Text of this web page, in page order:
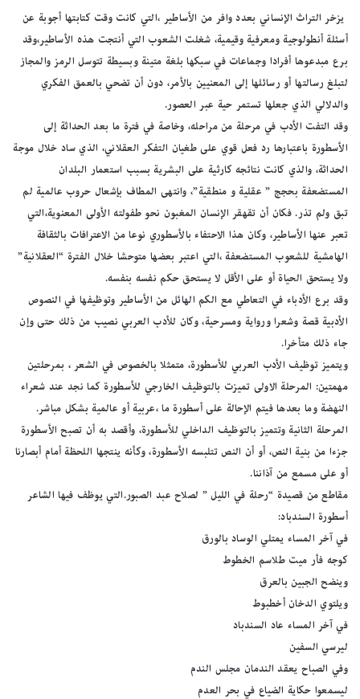
يزخر التراث الإنساني بعدد وافر من الأساطير ،التي كانت وقت كتابتها أجوبة عن
أسئلة أنطولوجية ومعرفية وقيمية، شغلت الشعوب التي أنتجت هذه الأساطير،وقد
برع مبدعوها أفرادا وجماعات في سبكها بلغة متينة وبسيطة تتوسل الرمز والمجاز
لتبلغ رسالتها أو رسائلها إلى المعنيين بالأمر، دون أن تضحي بالعمق الفكري
والدلالي الذي جعلها تستمر حية عبر العصور.
وقد التفت الأدب في مرحلة من مراحله، وخاصة في فترة ما بعد الحداثة إلى
الأسطورة باعتبارها رد فعل قوي على طغيان التفكر العقلاني، الذي ساد خلال موجة
الحداثة، والذي كانت نتائجه كارثية على البشرية بسبب استعمار البلدان
المستضعفة بحجج ” عقلية و منطقية”، وانتهى المطاف بإشعال حروب عالمية لم
تبق ولم تذر. فكان أن تقهقر الإنسان المغبون نحو طفولته الأولى المعنوية،التي
تعبر عنها الأساطير، وكان هذا الاحتفاء بالأسطوري نوعا من الاعترافات بالثقافة
الهامشية للشعوب المستضعفة ،التي اعتبر بعضها متوحشا خلال الفترة “العقلانية”
ولا يستحق الحياة أو على الأقل لا يستحق حكم نفسه بنفسه.
وقد برع الأدباء في التعاطي مع الكم الهائل من الأساطير وتوظيفها في النصوص
الأدبية قصة وشعرا ورواية ومسرحية، وكان للأدب العربي نصيب من ذلك حتى وإن
جاء ذلك متأخرا.
ويتميز توظيف الأدب العربي للأسطورة، متمثلا بالخصوص في الشعر ، بمرحلتين
مهمتين: المرحلة الاولى تميزت بالتوظيف الخارجي للأسطورة كما نجد عند شعراء
النهضة وما بعدها فيتم الإحالة على أسطورة ما ،عربية أو عالمية بشكل مباشر.
المرحلة الثانية وتتميز بالتوظيف الداخلي للأسطورة، وأقصد به أن تصبح الأسطورة
جزءا من بنية النص، أو أن النص تتلبسه الأسطورة، وكأنه ينتجها اللحظة أمام أبصارنا
أو على مسمع من آذاننا.
مقاطع من قصيدة “رحلة في الليل ” لصلاح عبد الصبور.التي يوظف فيها الشاعر
أسطورة السندباد:
في آخر المساء يمتلي الوساد بالورق
كوجه فأر ميت طلاسم الخطوط
وينضح الجبين بالعرق
ويلتوي الدخان أخطبوط
في آخر المساء عاد السندباد
ليرسي السفين
وفي الصباح يعقد الندمان مجلس الندم
ليسمعوا حكاية الضياع في بحر العدم